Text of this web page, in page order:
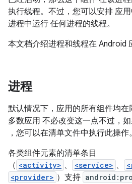
执行线程。不过，您可以安排 应
进程中运行 任何进程的线程。
本文档介绍进程和线程在 Android
进程
默认情况下，应用的所有组件均
多数应用 不必改变这一点不过，
，您可以在清单文件中执行此操作。
各类组件元素的清单条目
（ <activity> 、 <service> 、
<provider> ）支持